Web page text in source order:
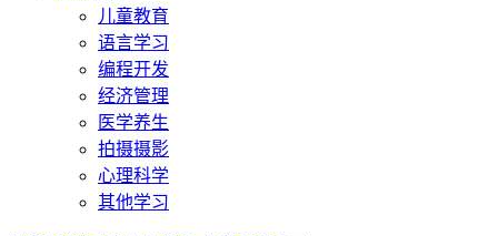
儿童教育
语言学习
编程开发
经济管理
医学养生
拍摄摄影
心理科学
其他学习